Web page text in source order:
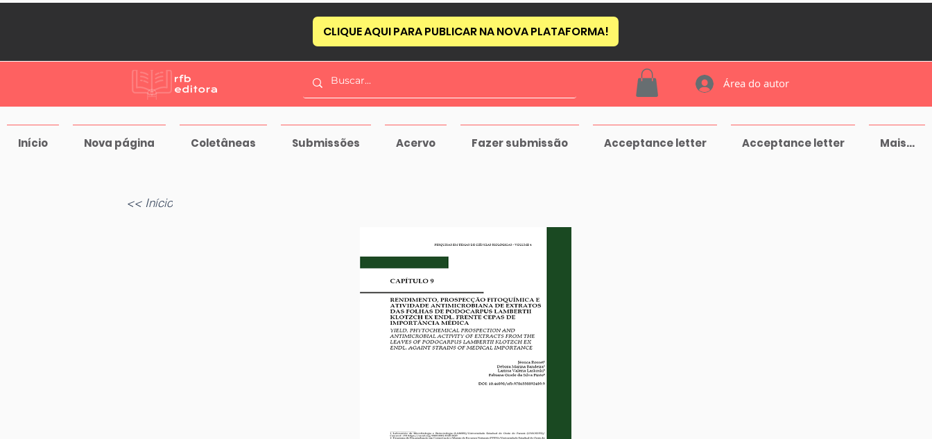
CLIQUE AQUI PARA PUBLICAR NA NOVA PLATAFORMA!
Área do autor
Início Nova página Coletâneas Submissões Acervo Fazer submissão Acceptance letter Acceptance letter Mais...
<< Início